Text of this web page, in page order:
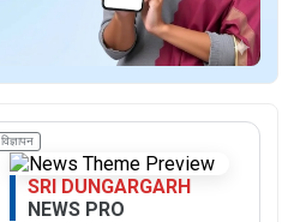
विज्ञापन
SRI DUNGARGARH
NEWS PRO